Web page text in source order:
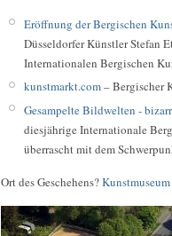
Eröffnung der Bergischen
Düsseldorfer Künstler Stefan
Internationalen Bergischen
kunstmarkt.com– Bergischer
Gesampelte Bildwelten -
diesjährige Internationale
überrascht mit dem
Ort des Geschehens?